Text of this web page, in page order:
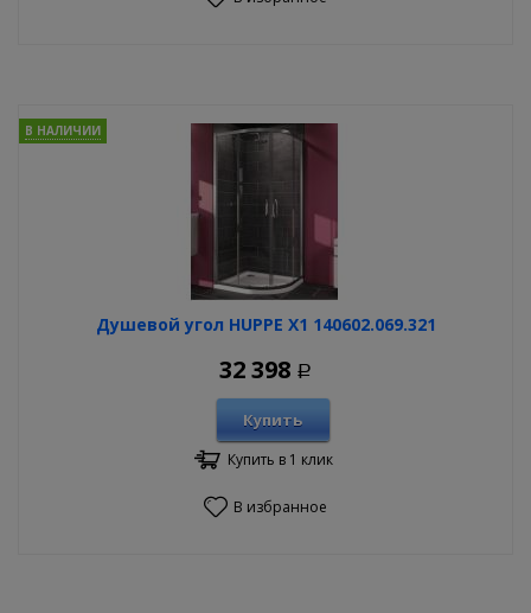
Душевой угол HUPPE X1 140602.069.321
В НАЛИЧИИ
32 398 Р
Купить
Купить в 1 клик
В избранное